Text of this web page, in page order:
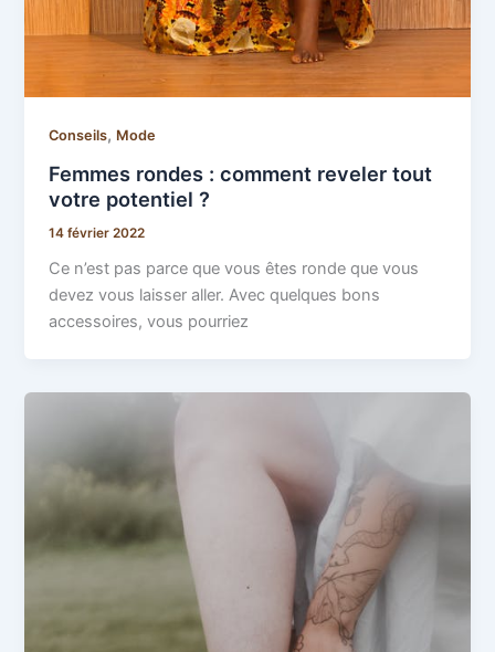
Conseils, Mode
Femmes rondes : comment reveler tout
votre potentiel ?
14 février 2022
Ce n’est pas parce que vous êtes ronde que vous
devez vous laisser aller. Avec quelques bons
accessoires, vous pourriez